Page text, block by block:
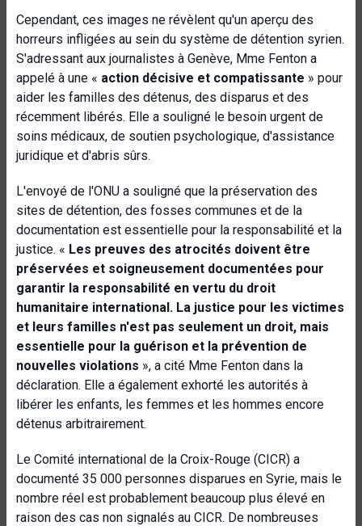
Cependant, ces images ne révèlent qu'un aperçu des
horreurs infligées au sein du système de détention syrien.
S'adressant aux journalistes à Genève, Mme Fenton a
appelé à une « action décisive et compatissante » pour
aider les familles des détenus, des disparus et des
récemment libérés. Elle a souligné le besoin urgent de
soins médicaux, de soutien psychologique, d'assistance
juridique et d'abris sûrs.
L'envoyé de l'ONU a souligné que la préservation des
sites de détention, des fosses communes et de la
documentation est essentielle pour la responsabilité et la
justice. « Les preuves des atrocités doivent être
préservées et soigneusement documentées pour
garantir la responsabilité en vertu du droit
humanitaire international. La justice pour les victimes
et leurs familles n'est pas seulement un droit, mais
essentielle pour la guérison et la prévention de
nouvelles violations », a cité Mme Fenton dans la
déclaration. Elle a également exhorté les autorités à
libérer les enfants, les femmes et les hommes encore
détenus arbitrairement.
Le Comité international de la Croix-Rouge (CICR) a
documenté 35 000 personnes disparues en Syrie, mais le
nombre réel est probablement beaucoup plus élevé en
raison des cas non signalés au CICR. De nombreuses